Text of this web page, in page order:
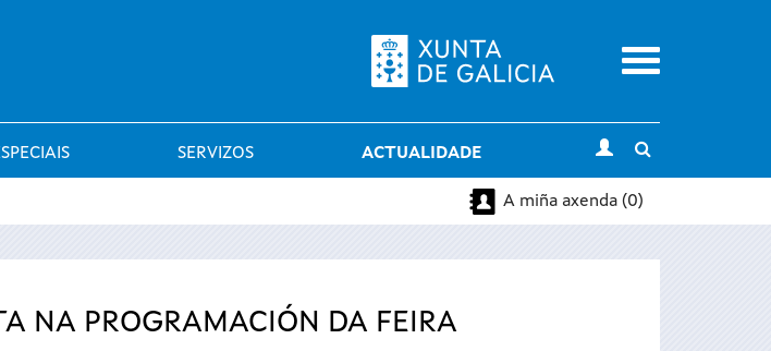
Menu
SERVIZOS ACTUALIDADE
search
A miña axenda (0)
NA PROGRAMACIÓN DA FEIRA